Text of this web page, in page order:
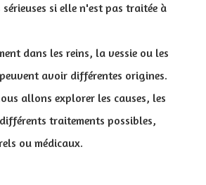
si elle n'est pas traitée à
dans les reins, la vessie ou les
avoir différentes origines.
allons explorer les causes, les
traitements possibles,
ou médicaux.